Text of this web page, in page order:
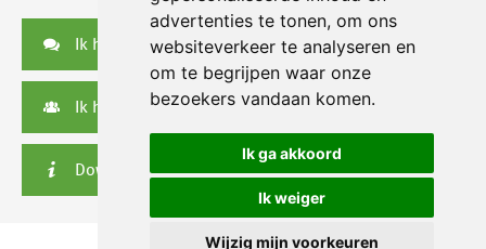
advertenties te tonen, om ons
websiteverkeer te analyseren en
om te begrijpen waar onze
bezoekers vandaan komen.
Ik ga akkoord
Ik weiger
Wijzig mijn voorkeuren
Ik heb een vraag
Ik heb een serviceverzoek
Downloads